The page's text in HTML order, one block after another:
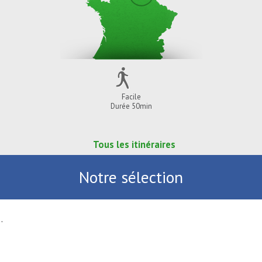
Facile
Durée 50min
Tous les itinéraires
Notre sélection
Activités nautiques au Port fluvial ...